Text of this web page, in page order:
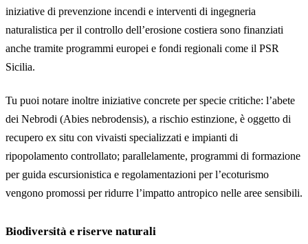
iniziative di prevenzione incendi e interventi di ingegneria
naturalistica per il controllo dell’erosione costiera sono finanziati
anche tramite programmi europei e fondi regionali come il PSR
Sicilia.
Tu puoi notare inoltre iniziative concrete per specie critiche: l’abete
dei Nebrodi (Abies nebrodensis), a rischio estinzione, è oggetto di
recupero ex situ con vivaisti specializzati e impianti di
ripopolamento controllato; parallelamente, programmi di formazione
per guida escursionistica e regolamentazioni per l’ecoturismo
vengono promossi per ridurre l’impatto antropico nelle aree sensibili.
Biodiversità e riserve naturali